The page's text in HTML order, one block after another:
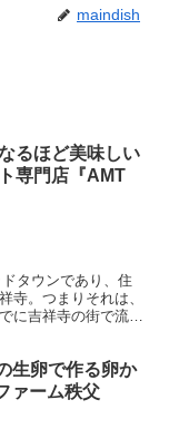
maindish
るほど美味しい
専門店『AMT
タウンであり、住
寺。つまりそれは、
に吉祥寺の街で流行
生卵で作る卵か
ァーム秩父